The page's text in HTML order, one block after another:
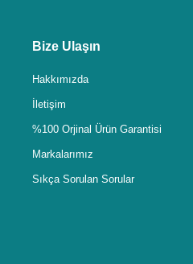
Bize Ulaşın
Hakkımızda
İletişim
%100 Orjinal Ürün Garantisi
Markalarımız
Sıkça Sorulan Sorular